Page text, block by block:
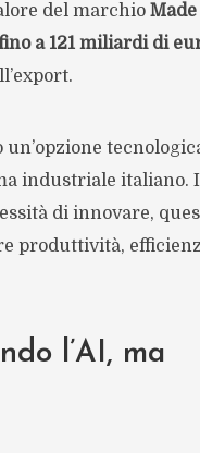
del marchio
a 121 miliardi di
industriale italiano.
di innovare,
produttività,
l’AI, ma